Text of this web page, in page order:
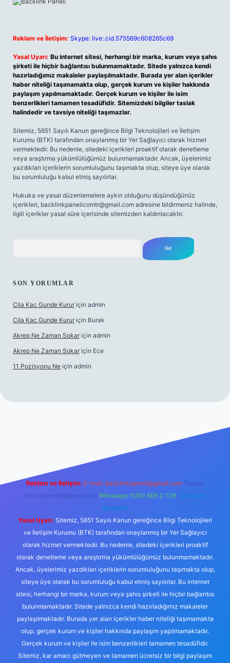
Reklam ve İletişim: Skype: live:.cid.575569c608265c69
Yasal Uyarı: Bu internet sitesi, herhangi bir marka, kurum veya şahıs
şirketi ile hiçbir bağlantısı bulunmamaktadır. Sitede yalnızca kendi
hazırladığımız makaleler paylaşılmaktadır. Burada yer alan içerikler
haber niteliği taşımamakta olup, gerçek kurum ve kişiler hakkında
paylaşım yapılmamaktadır. Gerçek kurum ve kişiler ile isim
benzerlikleri tamamen tesadüfidir. Sitemizdeki bilgiler taslak
halindedir ve tavsiye niteliği taşımazlar.
Sitemiz, 5651 Sayılı Kanun gereğince Bilgi Teknolojileri ve İletişim
Kurumu (BTK) tarafından onaylanmış bir Yer Sağlayıcı olarak hizmet
vermektedir. Bu nedenle, sitedeki içerikleri proaktif olarak denetleme
veya araştırma yükümlülüğümüz bulunmamaktadır. Ancak, üyelerimiz
yazdıkları içeriklerin sorumluluğunu taşımakta olup, siteye üye olarak
bu sorumluluğu kabul etmiş sayılırlar.
Hukuka ve yasal düzenlemelere aykırı olduğunu düşündüğünüz
içerikleri, backlinkpanelicomtr@gmail.com adresine bildirmeniz halinde,
ilgili içerikler yasal süre içerisinde sitemizden kaldırılacaktır.
SON YORUMLAR
Cila Kac Gunde Kurur için admin
Cila Kac Gunde Kurur için Burak
Akrep Ne Zaman Sokar için admin
Akrep Ne Zaman Sokar için Ece
11 Pozisyonu Ne için admin
Reklam ve İletişim: E-mail: backlinkpaneli@gmail.com Teams:
forumhizmeti@gmail.com Whatsapp: 0262 606 0 726 Telegram:
@karabul
Yasal Uyarı: Sitemiz, 5651 Sayılı Kanun gereğince Bilgi Teknolojileri
ve İletişim Kurumu (BTK) tarafından onaylanmış bir Yer Sağlayıcı
olarak hizmet vermektedir. Bu nedenle, sitedeki içerikleri proaktif
olarak denetleme veya araştırma yükümlülüğümüz bulunmamaktadır.
Ancak, üyelerimiz yazdıkları içeriklerin sorumluluğunu taşımakta olup,
siteye üye olarak bu sorumluluğu kabul etmiş sayılırlar. Bu internet
sitesi, herhangi bir marka, kurum veya şahıs şirketi ile hiçbir bağlantısı
bulunmamaktadır. Sitede yalnızca kendi hazırladığımız makaleler
paylaşılmaktadır. Burada yer alan içerikler haber niteliği taşımamakta
olup, gerçek kurum ve kişiler hakkında paylaşım yapılmamaktadır.
Gerçek kurum ve kişiler ile isim benzerlikleri tamamen tesadüfidir.
Sitemiz, kar amacı gütmeyen ve tamamen ücretsiz bir bilgi paylaşım